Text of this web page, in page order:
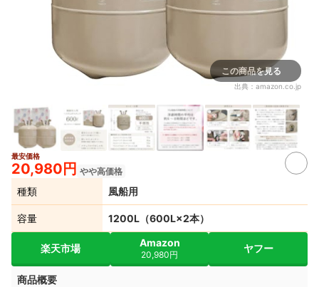
この商品を見る
出典： amazon.co.jp
最安価格
20,980円 やや高価格
種類 風船用
容量 1200L（600L×2本）
楽天市場 Amazon
20,980円
ヤフー
商品概要